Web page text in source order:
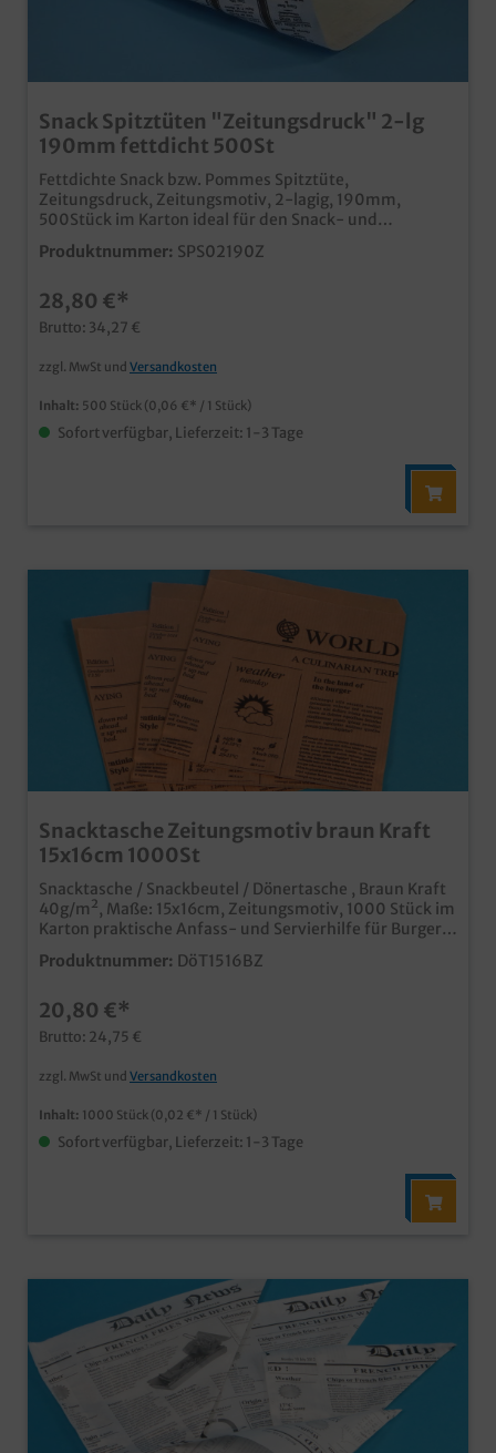
Snack Spitztüten "Zeitungsdruck" 2-lg
190mm fettdicht 500St
Fettdichte Snack bzw. Pommes Spitztüte,
Zeitungsdruck, Zeitungsmotiv, 2-lagig, 190mm,
500Stück im Karton ideal für den Snack- und
Imbissbereich Pommes, Backfisch und andere
Leckereien zum einfachen Verzehr unterwegs beliebter
Wärmedämmung und Dichtigkeit, dennoch
umweltfreundlich ohne Kunststoff ab 50.000 Stück
auch individuell bedruckbar
Produktnummer: SPS02190Z
28,80 €*
Brutto: 34,27 €
zzgl. MwSt und Versandkosten
Inhalt: 500 Stück (0,06 €* / 1 Stück)
Sofort verfügbar, Lieferzeit: 1-3 Tage
Snacktasche Zeitungsmotiv braun Kraft
15x16cm 1000St
Snacktasche / Snackbeutel / Dönertasche , Braun Kraft
40g/m², Maße: 15x16cm, Zeitungsmotiv, 1000 Stück im
Karton praktische Anfass- und Servierhilfe für Burger,
Sandwiches, Döner, Gyros, Fladenbrot, usw. modernes
Zeitungs Design im angesagten Braun professioneller
Ihnen auch Ihr Wunschmotiv auf den praktischen
Snacktaschen an, und das bereits ab 50.000 Stück.
Fragen Sie einfach unseren Kundenservice.
Produktnummer: DöT1516BZ
20,80 €*
Brutto: 24,75 €
zzgl. MwSt und Versandkosten
Inhalt: 1000 Stück (0,02 €* / 1 Stück)
Sofort verfügbar, Lieferzeit: 1-3 Tage